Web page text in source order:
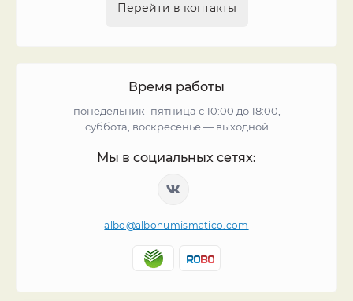
Перейти в контакты
Время работы
понедельник–пятница с 10:00 до 18:00,
суббота, воскресенье — выходной
Мы в социальных сетях:
albo@albonumismatico.com